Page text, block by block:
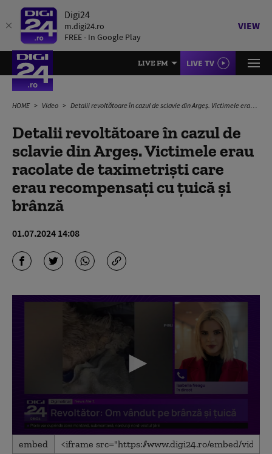
Digi24
m.digi24.ro
FREE - In Google Play
VIEW
LIVE FM LIVE TV
HOME Video Detalii revoltătoare în cazul de sclavie din Argeș. Victimele erau racolate de taximetriști care erau recompensați cu țuică și brânză
Detalii revoltătoare în cazul de
sclavie din Argeș. Victimele erau
racolate de taximetriști care
erau recompensați cu țuică și
brânză
01.07.2024 14:08
0
seconds
embed